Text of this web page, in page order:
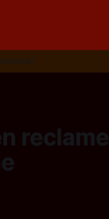
reclame